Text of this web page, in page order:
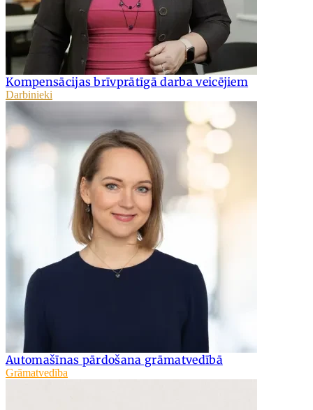
Kompensācijas brīvprātīgā darba veicējiem
Darbinieki
Automašīnas pārdošana grāmatvedībā
Grāmatvedība